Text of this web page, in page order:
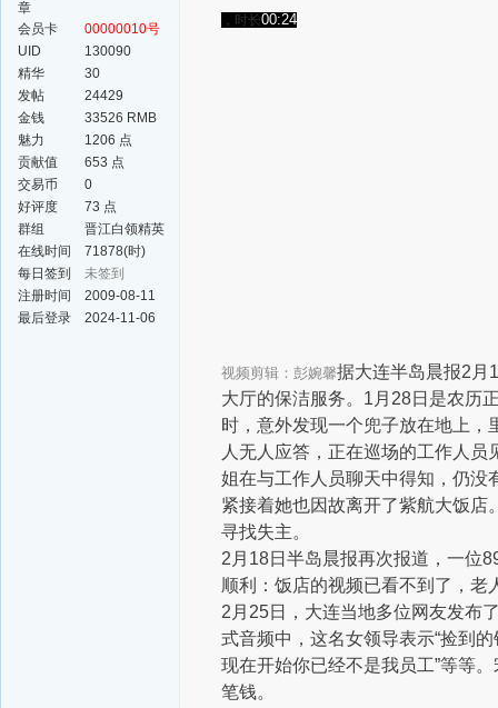
会员卡
00000010号
UID
130090
精华
30
发帖
24429
金钱
33526 RMB
魅力
1206 点
贡献值
653 点
交易币
0
好评度
73 点
群组
晋江白领精英
群
在线时间
71878(时)
每日签到
未签到
注册时间
2009-08-11
最后登录
2024-11-06
，时长00:24
视频剪辑：彭婉馨据大连半岛晨报2月
大厅的保洁服务。1月28日是农历
时，意外发现一个兜子放在地上，
人无人应答，正在巡场的工作人
姐在与工作人员聊天中得知，仍没
紧接着她也因故离开了紫航大饭
寻找失主。
2月18日半岛晨报再次报道，一位
顺利：饭店的视频已看不到了，老
2月25日，大连当地多位网友发布
式音频中，这名女领导表示“捡到
现在开始你已经不是我员工”等等
笔钱。